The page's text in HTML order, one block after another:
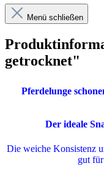
Menü schließen
getrocknet"
Pferdelunge
Der ideale
Die weiche Konsistenz
gut